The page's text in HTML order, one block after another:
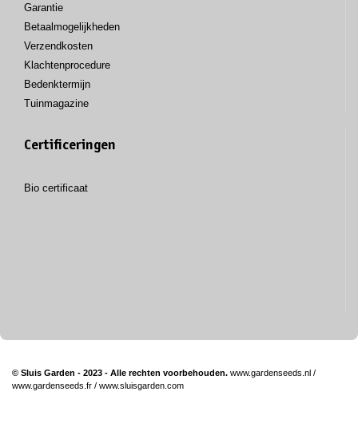
Garantie
Betaalmogelijkheden
Verzendkosten
Klachtenprocedure
Bedenktermijn
Tuinmagazine
Certificeringen
Bio certificaat
© Sluis Garden - 2023 - Alle rechten voorbehouden. www.gardenseeds.nl /
www.gardenseeds.fr / www.sluisgarden.com